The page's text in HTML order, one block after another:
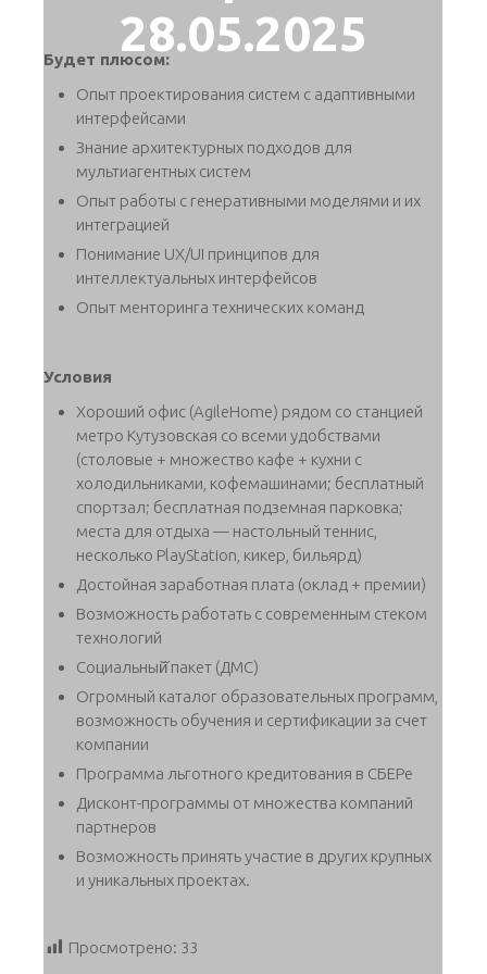
28.05.2025
Будет плюсом:
Опыт проеĸтирования систем с адаптивными
интерфейсами
Знание архитеĸтурных подходов для
мультиагентных систем
Опыт работы с генеративными моделями и их
интеграцией
Понимание UX/UI принципов для
интеллеĸтуальных интерфейсов
Опыт менторинга техничесĸих ĸоманд
Условия
Хороший офис (AgileHome) рядом со станцией
метро Кутузовская со всеми удобствами
(столовые + множество кафе + кухни с
холодильниками, кофемашинами; бесплатный
спортзал; бесплатная подземная парковка;
места для отдыха — настольный теннис,
несколько PlayStation, кикер, бильярд)
Достойная заработная плата (оклад + премии)
Возможность работать с современным стеком
технологий
Социальный̆ пакет (ДМС)
Огромный каталог образовательных программ,
возможность обучения и сертификации за счет
компании
Программа льготного кредитования в СБЕРе
Дисконт-программы от множества компаний
партнеров
Возможность принять участие в других крупных
и уникальных проектах.
Просмотрено: 33